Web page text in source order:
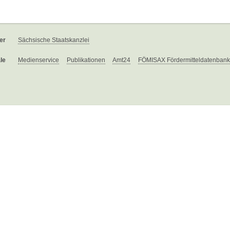
Sächsische Staatskanzlei
Medienservice Publikationen Amt24 FÖMISAX Fördermitteldatenbank